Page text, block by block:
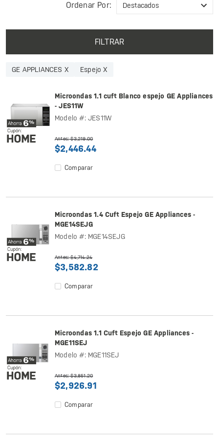
Ordenar Por:
FILTRAR
GE APPLIANCES X Espejo X
Microondas 1.1 cuft Blanco espejo GE Appliances
- JES11W
Modelo #: JES11W
Antes: $3,219.00
$2,446.44
Comparar
Microondas 1.4 Cuft Espejo GE Appliances -
MGE14SEJG
Modelo #: MGE14SEJG
Antes: $4,714.24
$3,582.82
Comparar
Microondas 1.1 Cuft Espejo GE Appliances -
MGE11SEJ
Modelo #: MGE11SEJ
Antes: $3,851.20
$2,926.91
Comparar